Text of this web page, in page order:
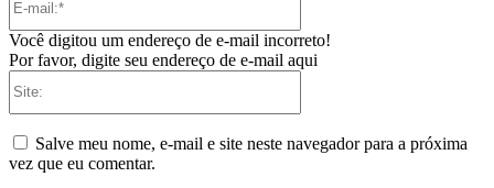
Você digitou um endereço de e-mail incorreto!
Por favor, digite seu endereço de e-mail aqui
Salve meu nome, e-mail e site neste navegador para a próxima
vez que eu comentar.